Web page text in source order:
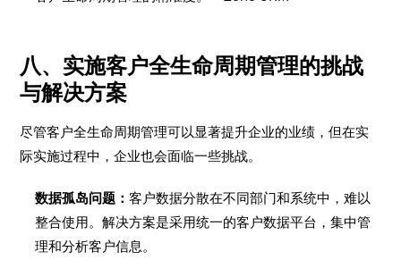
八、实施客户全生命周期管理的挑战
与解决方案
尽管客户全生命周期管理可以显著提升企业的业绩，但在实
际实施过程中，企业也会面临一些挑战。
数据孤岛问题：客户数据分散在不同部门和系统中，难以
整合使用。解决方案是采用统一的客户数据平台，集中管
理和分析客户信息。